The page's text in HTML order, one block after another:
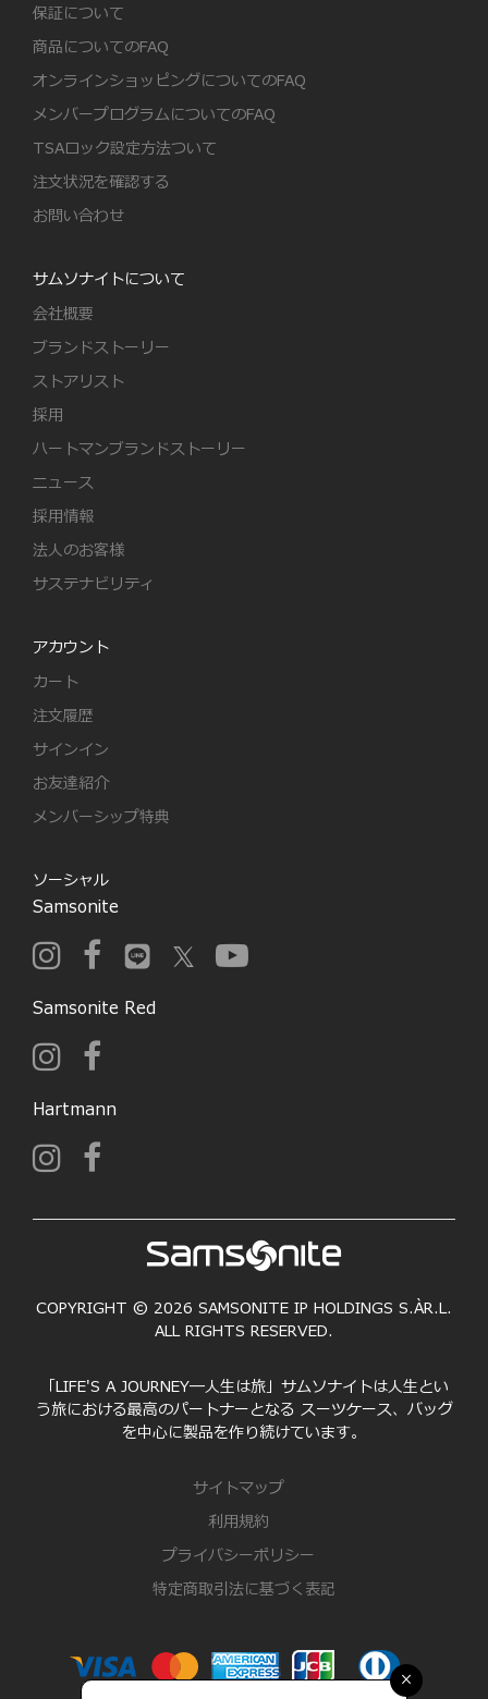
×
保証について
商品についてのFAQ
オンラインショッピングについてのFAQ
メンバープログラムについてのFAQ
TSAロック設定方法ついて
注文状況を確認する
お問い合わせ
サムソナイトについて
会社概要
ブランドストーリー
ストアリスト
採用
ハートマンブランドストーリー
ニュース
採用情報
法人のお客様
サステナビリティ
アカウント
カート
注文履歴
サインイン
お友達紹介
メンバーシップ特典
ソーシャル
Samsonite
Samsonite Red
Hartmann
COPYRIGHT © 2026 SAMSONITE IP HOLDINGS S.ÀR.L.
ALL RIGHTS RESERVED.
「LIFE'S A JOURNEY―人生は旅」サムソナイトは人生とい
う旅における最高のパートナーとなる スーツケース、バッグ
を中心に製品を作り続けています。
サイトマップ
利用規約
プライバシーポリシー
特定商取引法に基づく表記